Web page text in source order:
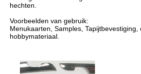
hechten.
Voorbeelden van gebruik:
Menukaarten, Samples, Tapijtbevestiging,
hobbymateriaal.